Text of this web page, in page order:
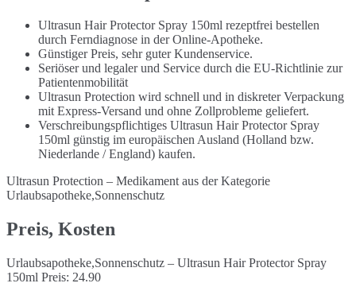
Ultrasun Hair Protector Spray 150ml rezeptfrei bestellen
durch Ferndiagnose in der Online-Apotheke.
Günstiger Preis, sehr guter Kundenservice.
Seriöser und legaler und Service durch die EU-Richtlinie zur
Patientenmobilität
Ultrasun Protection wird schnell und in diskreter Verpackung
mit Express-Versand und ohne Zollprobleme geliefert.
Verschreibungspflichtiges Ultrasun Hair Protector Spray
150ml günstig im europäischen Ausland (Holland bzw.
Niederlande / England) kaufen.
Ultrasun Protection – Medikament aus der Kategorie
Urlaubsapotheke,Sonnenschutz
Preis, Kosten
Urlaubsapotheke,Sonnenschutz – Ultrasun Hair Protector Spray
150ml Preis: 24.90